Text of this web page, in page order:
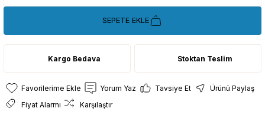
SEPETE EKLE
Kargo Bedava Stoktan Teslim
Yorum Yaz Tavsiye Et
Ürünü Paylaş
Fiyat Alarmı
Karşılaştır